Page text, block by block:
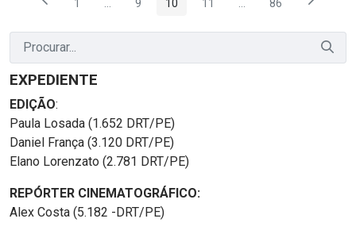
Página
1 Páginas intermediárias Usar ABA para navegar.
Página
9 Página
10 Página
11 PáginasPágina
86
EXPEDIENTE
EDIÇÃO:
Paula Losada (1.652 DRT/PE)
Daniel França (3.120 DRT/PE)
Elano Lorenzato (2.781 DRT/PE)
REPÓRTER CINEMATOGRÁFICO:
Alex Costa (5.182 -DRT/PE)